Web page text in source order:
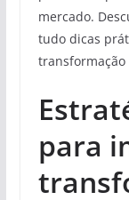
mercado.
tudo dicas
transformação
para